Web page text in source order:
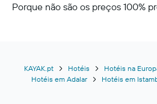
Porque não são os preços 100%
KAYAK.pt Hotéis Hotéis na
Hotéis em Adalar
Hotéis em